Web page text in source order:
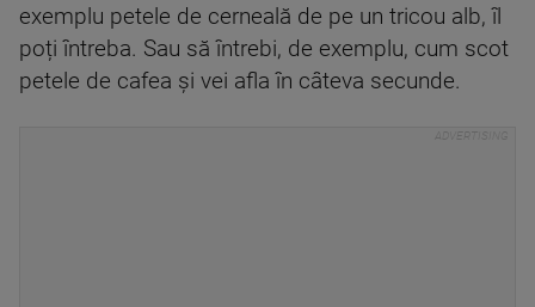
exemplu petele de cerneală de pe un tricou alb, îl
poți întreba. Sau să întrebi, de exemplu, cum scot
petele de cafea și vei afla în câteva secunde.